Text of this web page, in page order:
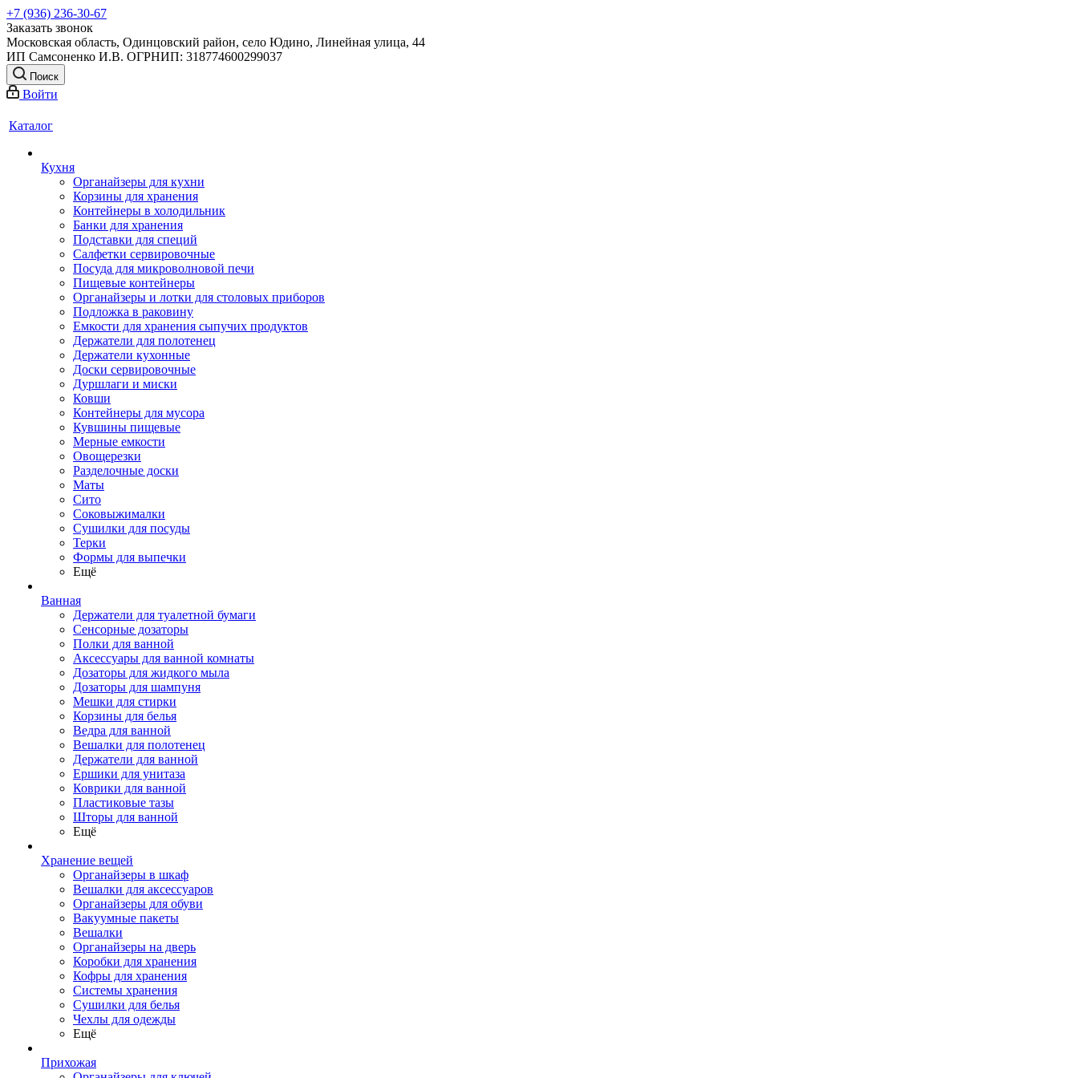
+7 (936) 236-30-67
Заказать звонок
Московская область, Одинцовский район, село Юдино, Линейная улица, 44
ИП Самсоненко И.В. ОГРНИП: 318774600299037
Поиск
Войти
Каталог
Кухня
Органайзеры для кухни
Корзины для хранения
Контейнеры в холодильник
Банки для хранения
Подставки для специй
Салфетки сервировочные
Посуда для микроволновой печи
Пищевые контейнеры
Органайзеры и лотки для столовых приборов
Подложка в раковину
Емкости для хранения сыпучих продуктов
Держатели для полотенец
Держатели кухонные
Доски сервировочные
Дуршлаги и миски
Ковши
Контейнеры для мусора
Кувшины пищевые
Мерные емкости
Овощерезки
Разделочные доски
Маты
Сито
Соковыжималки
Сушилки для посуды
Терки
Формы для выпечки
Ещё
Ванная
Держатели для туалетной бумаги
Сенсорные дозаторы
Полки для ванной
Аксессуары для ванной комнаты
Дозаторы для жидкого мыла
Дозаторы для шампуня
Мешки для стирки
Корзины для белья
Ведра для ванной
Вешалки для полотенец
Держатели для ванной
Ершики для унитаза
Коврики для ванной
Пластиковые тазы
Шторы для ванной
Ещё
Хранение вещей
Органайзеры в шкаф
Вешалки для аксессуаров
Органайзеры для обуви
Вакуумные пакеты
Вешалки
Органайзеры на дверь
Коробки для хранения
Кофры для хранения
Системы хранения
Сушилки для белья
Чехлы для одежды
Ещё
Прихожая